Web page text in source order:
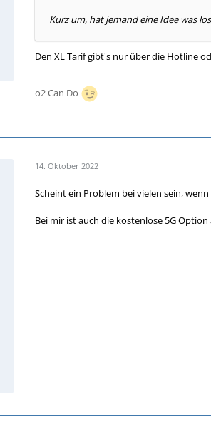
Kurz um, hat jemand eine Idee was
Den XL Tarif gibt's nur über die Hotline
o2 Can Do
14. Oktober 2022
Scheint ein Problem bei vielen sein,
Bei mir ist auch die kostenlose 5G